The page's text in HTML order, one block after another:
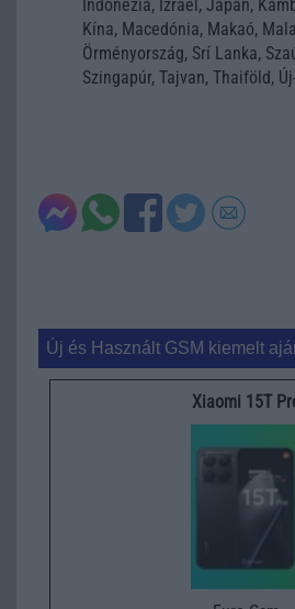
Indonézia, Izrael, Japán,
Kína, Macedónia, Makaó,
Örményország, Srí Lanka,
Szingapúr, Tajvan, Thaiföld,
Új és Használt GSM kiemelt
Xiaomi 15T